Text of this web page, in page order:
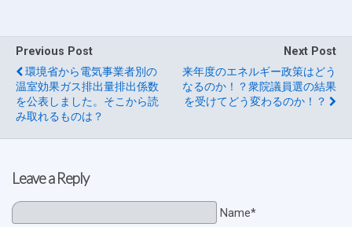
Previous Post
環境省から電気事業者別の
温室効果ガス排出量排出係数
を公表しました。そこから読
み取れるものは？
Next Post
来年度のエネルギー政策はどう
なるのか！？衆院議員選の結果
を受けてどう変わるのか！？
Leave a Reply
Name*